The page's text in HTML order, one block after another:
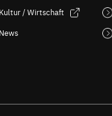
Kultur / Wirtschaft
News